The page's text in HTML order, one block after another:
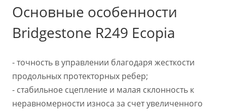
Основные особенности
Bridgestone R249 Ecopia
- точность в управлении благодаря жесткости
продольных протекторных ребер;
- стабильное сцепление и малая склонность к
неравномерности износа за счет увеличенного